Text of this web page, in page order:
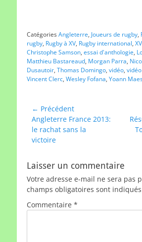
CatégoriesAngleterre, Joueurs de rugby,
rugby, Rugby à XV, Rugby international,
Christophe Samson, essai d'anthologie,
Matthieu Bastareaud, Morgan Parra,
Dusautoir, Thomas Domingo, vidéo,
Vincent Clerc, Wesley Fofana, Yoann
Navigation
de
l’article
← Précédent
Article
précédent :
Angleterre France 2013:
le rachat sans la
victoire
Article
suivant :
Laisser un commentaire
Votre adresse e-mail ne sera pas
champs obligatoires sont indiqués
Commentaire *